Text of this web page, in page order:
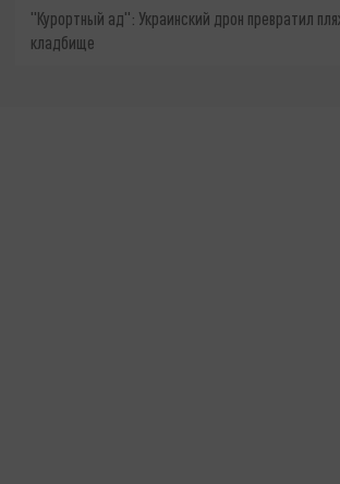
"Курортный ад": Украинский дрон превратил
кладбище